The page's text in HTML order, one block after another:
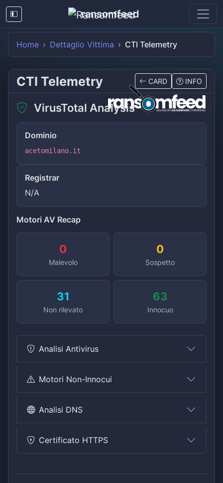
ransomfeed
Home Dettaglio Vittima CTI Telemetry
CTI Telemetry CARD INFO
VirusTotal Analysis
Dominio
acetomilano.it
Registrar
N/A
Motori AV Recap
0
Malevolo
0
Sospetto
31
Non rilevato
63
Innocuo
Analisi Antivirus
Motori Non-Innocui
Analisi DNS
Certificato HTTPS